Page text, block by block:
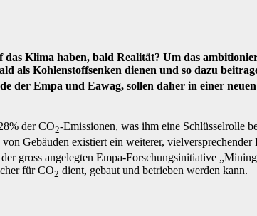
Klima haben, bald Realität? Um das
als Kohlenstoffsenken dienen und so dazu
der Empa und Eawag, sollen daher in einer
der CO2-Emissionen, was ihm eine Schlüsselrolle
Gebäuden existiert ein weiterer, vielversprechender
gross angelegten Empa-Forschungsinitiative
für CO2 dient, gebaut und betrieben werden kann.